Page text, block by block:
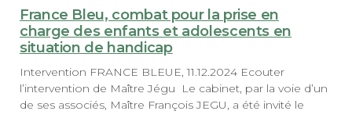
France Bleu, combat pour la prise en
charge des enfants et adolescents en
situation de handicap
Intervention FRANCE BLEUE, 11.12.2024 Ecouter
l’intervention de Maître Jégu Le cabinet, par la voie d’un
de ses associés, Maître François JEGU, a été invité le